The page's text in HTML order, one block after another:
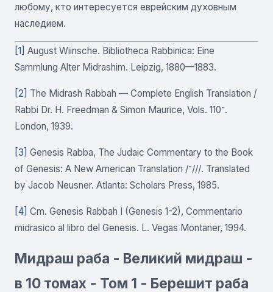
любому, кто интересуется еврейским духовным
наследием.
[1] August Wiinsche. Bibliotheca Rabbinica: Eine
Sammlung Alter Midrashim. Leipzig, 1880—1883.
[2] The Midrash Rabbah — Complete English Translation /
Rabbi Dr. H. Freedman & Simon Maurice, Vols. 110־.
London, 1939.
[3] Genesis Rabba, The Judaic Commentary to the Book
of Genesis: A New American Translation /־///. Translated
by Jacob Neusner. Atlanta: Scholars Press, 1985.
[4] Cm. Genesis Rabbah I (Genesis 1-2), Commentario
midrasico al libro del Genesis. L. Vegas Montaner, 1994.
Мидраш раба - Великий мидраш -
в 10 томах - Том 1 - Берешит раба